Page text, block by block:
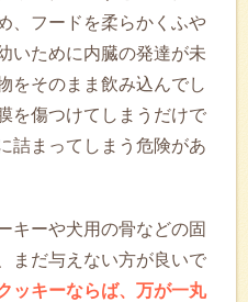
、フードを柔らかくふや
いために内臓の発達が未
をそのまま飲み込んでし
を傷つけてしまうだけで
詰まってしまう危険があ
キーや犬用の骨などの固
まだ与えない方が良いで
ッキーならば、万が一丸